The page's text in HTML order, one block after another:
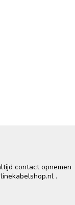
contact opnemen
.